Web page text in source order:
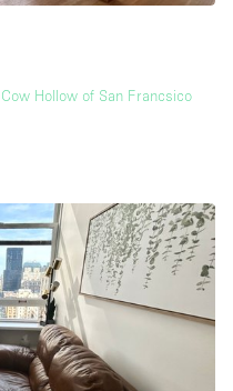
Hollow of San Francsico